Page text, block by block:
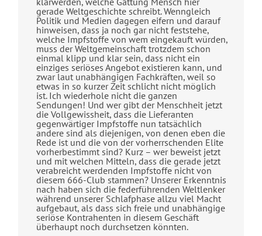
gerade Weltgeschichte schreibt. Wenngleich
Politik und Medien dagegen eifern und darauf
hinweisen, dass ja noch gar nicht feststehe,
welche Impfstoffe von wem eingekauft würden,
muss der Weltgemeinschaft trotzdem schon
einmal klipp und klar sein, dass nicht ein
einziges seriöses Angebot existieren kann, und
zwar laut unabhängigen Fachkräften, weil so
etwas in so kurzer Zeit schlicht nicht möglich
ist. Ich wiederhole nicht die ganzen
Sendungen! Und wer gibt der Menschheit jetzt
die Vollgewissheit, dass die Lieferanten
gegenwärtiger Impfstoffe nun tatsächlich
andere sind als diejenigen, von denen eben die
Rede ist und die von der vorherrschenden Elite
vorherbestimmt sind? Kurz – wer beweist jetzt
und mit welchen Mitteln, dass die gerade jetzt
verabreicht werdenden Impfstoffe nicht von
diesem 666-Club stammen? Unserer Erkenntnis
nach haben sich die federführenden Weltlenker
während unserer Schlafphase allzu viel Macht
aufgebaut, als dass sich freie und unabhängige
seriöse Kontrahenten in diesem Geschäft
überhaupt noch durchsetzen könnten.